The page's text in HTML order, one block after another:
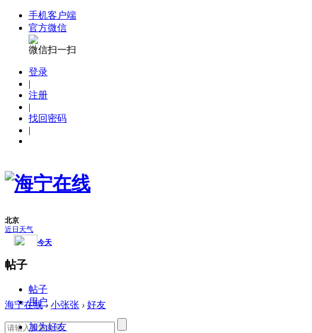
手机客户端
官方微信
微信扫一扫
登录
|
注册
|
找回密码
|
帖子
帖子
用户
海宁在线 › 小张张 › 好友
加为好友